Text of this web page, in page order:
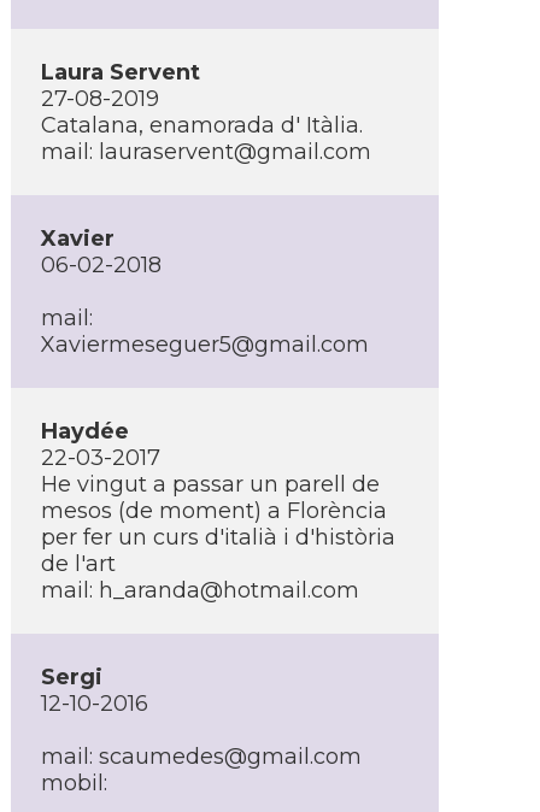
Laura Servent
27-08-2019
Catalana, enamorada d' Itàlia.
mail: lauraservent@gmail.com
Xavier
06-02-2018
mail:
Xaviermeseguer5@gmail.com
Haydée
22-03-2017
He vingut a passar un parell de
mesos (de moment) a Florència
per fer un curs d'italià i d'història
de l'art
mail: h_aranda@hotmail.com
Sergi
12-10-2016
mail: scaumedes@gmail.com
mobil: